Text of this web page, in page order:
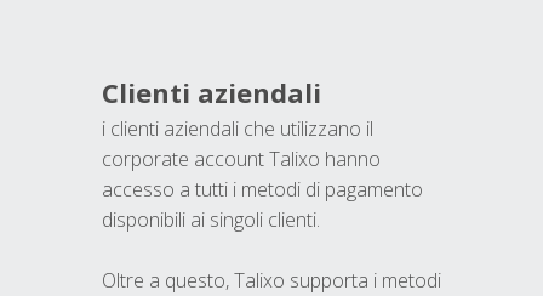
Clienti aziendali
i clienti aziendali che utilizzano il
corporate account Talixo hanno
accesso a tutti i metodi di pagamento
disponibili ai singoli clienti.
Oltre a questo, Talixo supporta i metodi